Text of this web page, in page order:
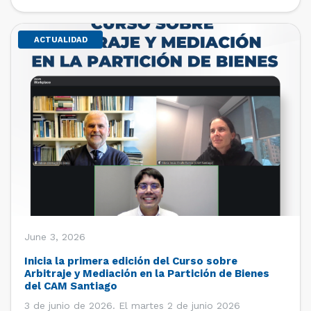
de estudiantes de […]
ACTUALIDAD
June 3, 2026
Inicia la primera edición del Curso sobre
Arbitraje y Mediación en la Partición de Bienes
del CAM Santiago
3 de junio de 2026. El martes 2 de junio 2026